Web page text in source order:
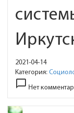
2021-04-14
Категория:
chat_bubble_outline Нет